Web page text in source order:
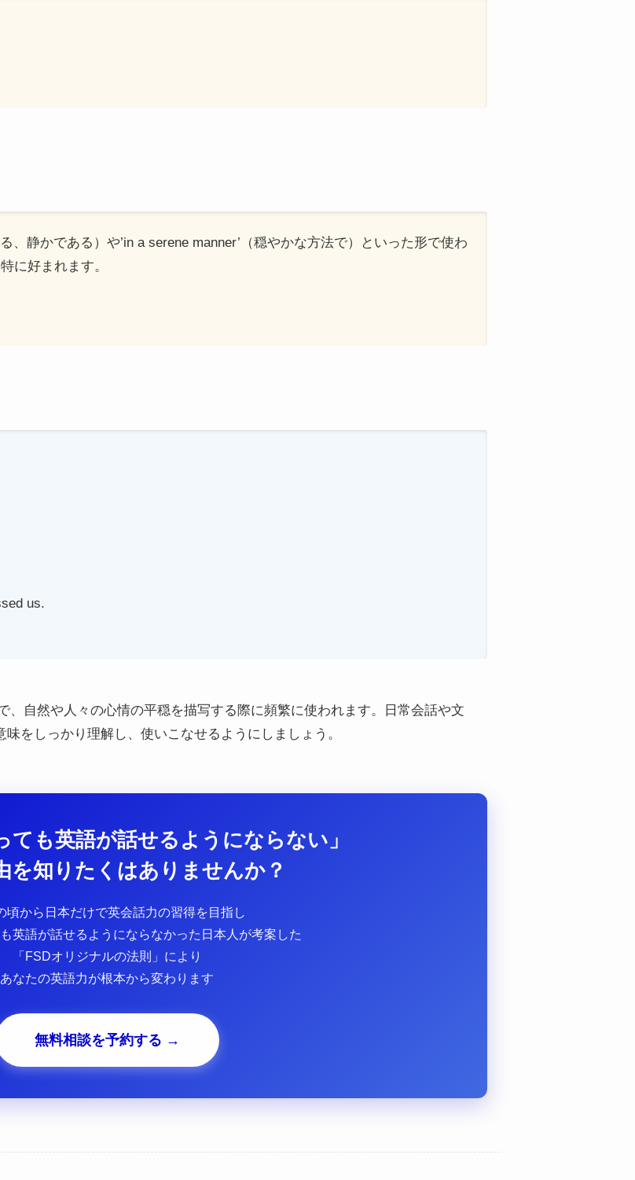
、静かである）や’in a serene manner’（穏やかな方法で）といった形で使わ
に好まれます。
us.
、自然や人々の心情の平穏を描写する際に頻繁に使われます。日常会話や文
をしっかり理解し、使いこなせるようにしましょう。
ても英語が話せるようにならない」
を知りたくはありませんか？
頃から日本だけで英会話力の習得を目指し
英語が話せるようにならなかった日本人が考案した
「FSDオリジナルの法則」により
あなたの英語力が根本から変わります
無料相談を予約する →